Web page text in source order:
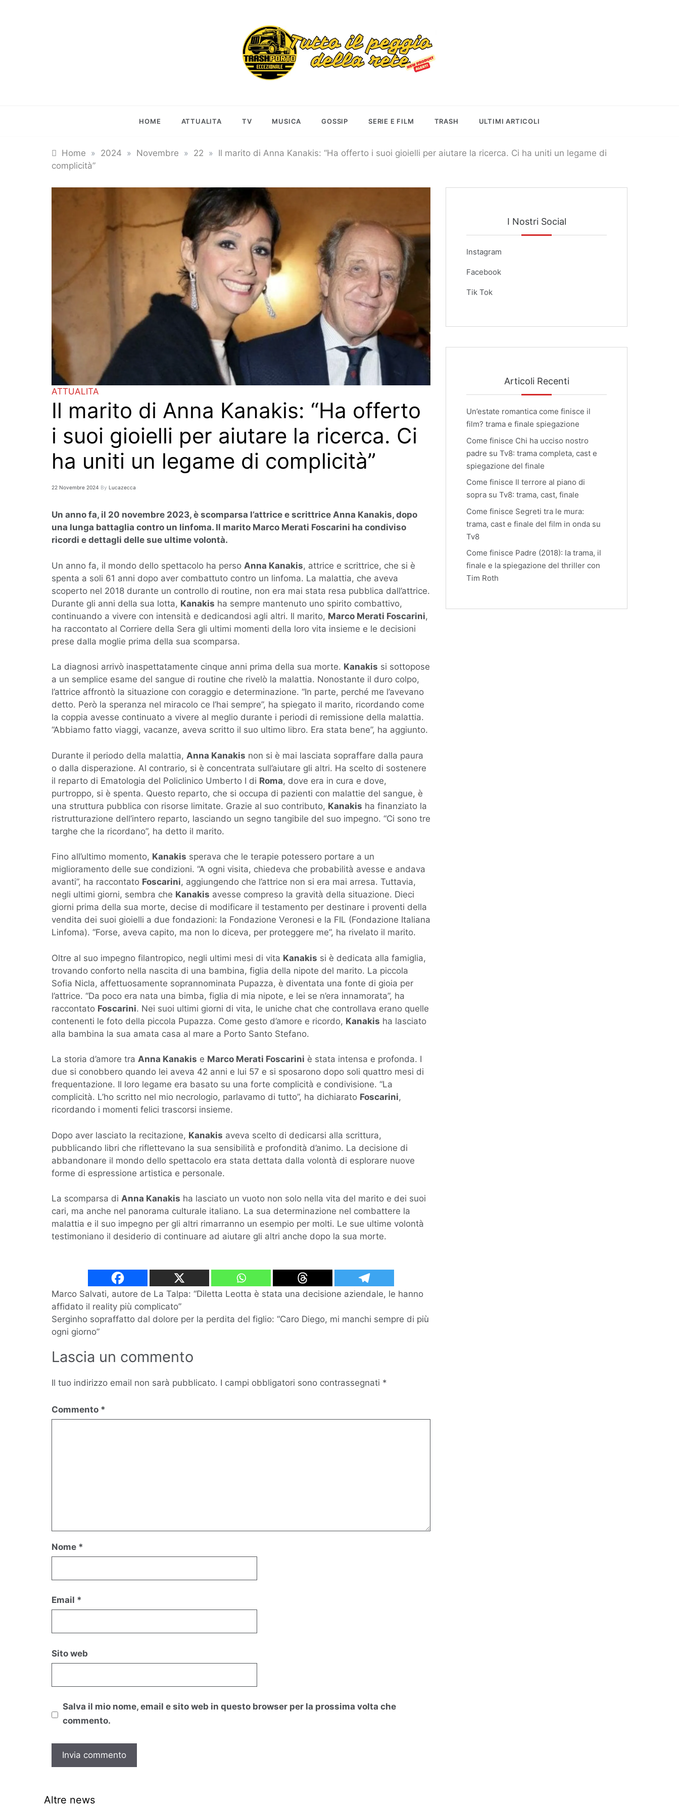
HOME ATTUALITA TV MUSICA GOSSIP SERIE E FILM TRASH ULTIMI ARTICOLI
Home » 2024 » Novembre » 22 » Il marito di Anna Kanakis: “Ha offerto i suoi gioielli per aiutare la ricerca. Ci ha uniti un legame di
complicità”
ATTUALITA
Il marito di Anna Kanakis: “Ha offerto
i suoi gioielli per aiutare la ricerca. Ci
ha uniti un legame di complicità”
22 Novembre 2024 By Lucazecca
Un anno fa, il 20 novembre 2023, è scomparsa l’attrice e scrittrice Anna Kanakis, dopo
una lunga battaglia contro un linfoma. Il marito Marco Merati Foscarini ha condiviso
ricordi e dettagli delle sue ultime volontà.
Un anno fa, il mondo dello spettacolo ha perso Anna Kanakis, attrice e scrittrice, che si è
spenta a soli 61 anni dopo aver combattuto contro un linfoma. La malattia, che aveva
scoperto nel 2018 durante un controllo di routine, non era mai stata resa pubblica dall’attrice.
Durante gli anni della sua lotta, Kanakis ha sempre mantenuto uno spirito combattivo,
continuando a vivere con intensità e dedicandosi agli altri. Il marito, Marco Merati Foscarini,
ha raccontato al Corriere della Sera gli ultimi momenti della loro vita insieme e le decisioni
prese dalla moglie prima della sua scomparsa.
La diagnosi arrivò inaspettatamente cinque anni prima della sua morte. Kanakis si sottopose
a un semplice esame del sangue di routine che rivelò la malattia. Nonostante il duro colpo,
l’attrice affrontò la situazione con coraggio e determinazione. “In parte, perché me l’avevano
detto. Però la speranza nel miracolo ce l’hai sempre”, ha spiegato il marito, ricordando come
la coppia avesse continuato a vivere al meglio durante i periodi di remissione della malattia.
“Abbiamo fatto viaggi, vacanze, aveva scritto il suo ultimo libro. Era stata bene”, ha aggiunto.
Durante il periodo della malattia, Anna Kanakis non si è mai lasciata sopraffare dalla paura
o dalla disperazione. Al contrario, si è concentrata sull’aiutare gli altri. Ha scelto di sostenere
il reparto di Ematologia del Policlinico Umberto I di Roma, dove era in cura e dove,
purtroppo, si è spenta. Questo reparto, che si occupa di pazienti con malattie del sangue, è
una struttura pubblica con risorse limitate. Grazie al suo contributo, Kanakis ha finanziato la
ristrutturazione dell’intero reparto, lasciando un segno tangibile del suo impegno. “Ci sono tre
targhe che la ricordano”, ha detto il marito.
Fino all’ultimo momento, Kanakis sperava che le terapie potessero portare a un
miglioramento delle sue condizioni. “A ogni visita, chiedeva che probabilità avesse e andava
avanti”, ha raccontato Foscarini, aggiungendo che l’attrice non si era mai arresa. Tuttavia,
negli ultimi giorni, sembra che Kanakis avesse compreso la gravità della situazione. Dieci
giorni prima della sua morte, decise di modificare il testamento per destinare i proventi della
vendita dei suoi gioielli a due fondazioni: la Fondazione Veronesi e la FIL (Fondazione Italiana
Linfoma). “Forse, aveva capito, ma non lo diceva, per proteggere me”, ha rivelato il marito.
Oltre al suo impegno filantropico, negli ultimi mesi di vita Kanakis si è dedicata alla famiglia,
trovando conforto nella nascita di una bambina, figlia della nipote del marito. La piccola
Sofia Nicla, affettuosamente soprannominata Pupazza, è diventata una fonte di gioia per
l’attrice. “Da poco era nata una bimba, figlia di mia nipote, e lei se n’era innamorata”, ha
raccontato Foscarini. Nei suoi ultimi giorni di vita, le uniche chat che controllava erano quelle
contenenti le foto della piccola Pupazza. Come gesto d’amore e ricordo, Kanakis ha lasciato
alla bambina la sua amata casa al mare a Porto Santo Stefano.
La storia d’amore tra Anna Kanakis e Marco Merati Foscarini è stata intensa e profonda. I
due si conobbero quando lei aveva 42 anni e lui 57 e si sposarono dopo soli quattro mesi di
frequentazione. Il loro legame era basato su una forte complicità e condivisione. “La
complicità. L’ho scritto nel mio necrologio, parlavamo di tutto”, ha dichiarato Foscarini,
ricordando i momenti felici trascorsi insieme.
Dopo aver lasciato la recitazione, Kanakis aveva scelto di dedicarsi alla scrittura,
pubblicando libri che riflettevano la sua sensibilità e profondità d’animo. La decisione di
abbandonare il mondo dello spettacolo era stata dettata dalla volontà di esplorare nuove
forme di espressione artistica e personale.
La scomparsa di Anna Kanakis ha lasciato un vuoto non solo nella vita del marito e dei suoi
cari, ma anche nel panorama culturale italiano. La sua determinazione nel combattere la
malattia e il suo impegno per gli altri rimarranno un esempio per molti. Le sue ultime volontà
testimoniano il desiderio di continuare ad aiutare gli altri anche dopo la sua morte.
Navigazione
articoli
Marco Salvati, autore de La Talpa: “Diletta Leotta è stata una decisione aziendale, le hanno
affidato il reality più complicato”
Serginho sopraffatto dal dolore per la perdita del figlio: “Caro Diego, mi manchi sempre di più
ogni giorno”
Lascia un commento
Il tuo indirizzo email non sarà pubblicato. I campi obbligatori sono contrassegnati *
Commento *
Nome *
Email *
Sito web
Salva il mio nome, email e sito web in questo browser per la prossima volta che
commento.
I Nostri Social
Instagram
Facebook
Tik Tok
Articoli Recenti
Un’estate romantica come finisce il
film? trama e finale spiegazione
Come finisce Chi ha ucciso nostro
padre su Tv8: trama completa, cast e
spiegazione del finale
Come finisce Il terrore al piano di
sopra su Tv8: trama, cast, finale
Come finisce Segreti tra le mura:
trama, cast e finale del film in onda su
Tv8
Come finisce Padre (2018): la trama, il
finale e la spiegazione del thriller con
Tim Roth
Altre news